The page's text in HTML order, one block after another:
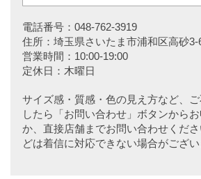
電話番号：048-762-3919
住所：埼玉県さいたま市浦和区高砂
営業時間：10:00-19:00
定休日：木曜日
サイズ感・質感・色の見え方など、
したら「お問い合わせ」ボタンから
か、直接店舗までお問い合わせくだ
どは着信に対応できない場合がござい